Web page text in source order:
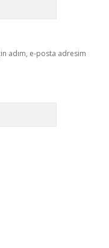
adım, e-posta adresim